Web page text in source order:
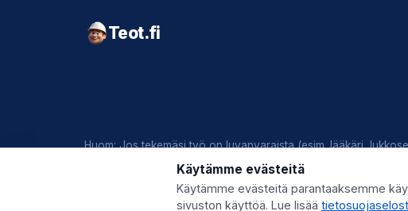
Teot.fi
Huom: Jos tekemäsi työ on luvanvaraista (esim. lääkäri,
© 2026 Teot.fi (Giggo Oy) · Y-tunnus 3559746-8 · Kysy lisää:
Käytämme evästeitä
Käytämme evästeitä parantaaksemme
sivuston käyttöä. Lue lisää